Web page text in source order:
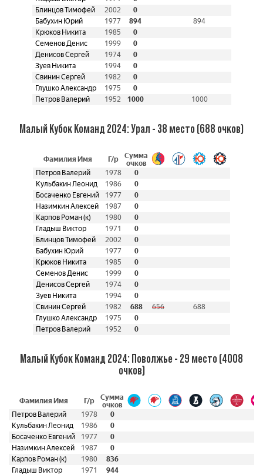
Блинцов Тимофей
2002
0
Бабухин Юрий
1977 894
894
Крюков Никита
1985
0
Семенов Денис
1999
0
Денисов Сергей
1974
0
Зуев Никита
1994
0
Свинин Сергей
1982
0
Глушко Александр
1975
0
Петров Валерий
1952 1000 1000
Малый Кубок Команд 2024: Урал - 38 место (688 очков)
Фамилия Имя Г/р
Сумма
очков
Петров Валерий
1978
0
Кульбакин Леонид
1986
0
Босаченко Евгений
1977
0
Назимкин Алексей
1987
0
Карпов Роман (к)
1980
0
Гладыш Виктор
1971
0
Блинцов Тимофей
2002
0
Бабухин Юрий
1977
0
Крюков Никита
1985
0
Семенов Денис
1999
0
Денисов Сергей
1974
0
Зуев Никита
1994
0
Свинин Сергей
1982 688 656
688
Глушко Александр
1975
0
Петров Валерий
1952 0
Малый Кубок Команд 2024: Поволжье - 29 место (4008
очков)
Фамилия Имя Г/р
Сумма
очков
Петров Валерий
1978
0
Кульбакин Леонид
1986
0
Босаченко Евгений
1977
0
Назимкин Алексей
1987
0
Карпов Роман (к)
1980
836
Гладыш Виктор
1971
944